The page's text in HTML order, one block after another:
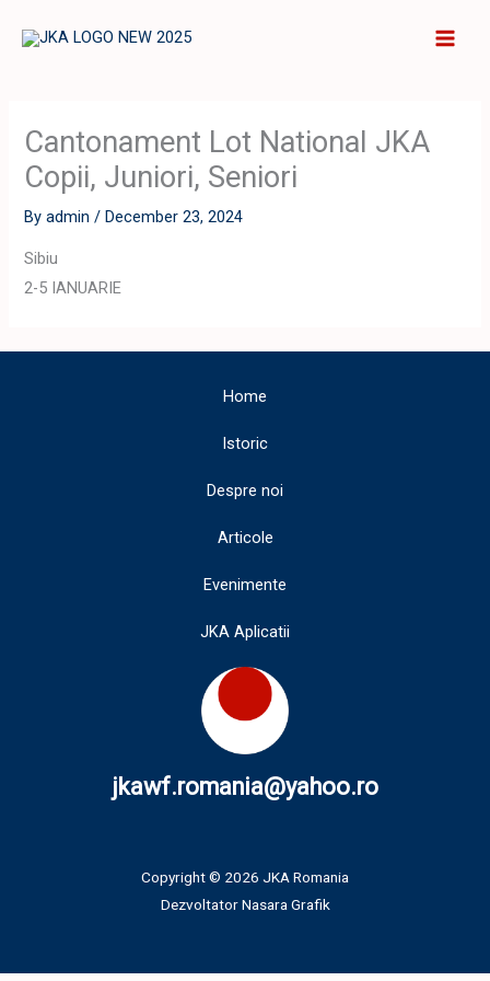
Cantonament Lot National JKA
Copii, Juniori, Seniori
Byadmin/December 23, 2024
Sibiu
2-5 IANUARIE
Home
Istoric
Despre noi
Articole
Evenimente
JKA Aplicatii
jkawf.romania@yahoo.ro
Copyright © 2026 JKA Romania
DezvoltatorNasara Grafik